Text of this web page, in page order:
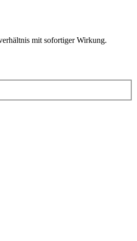
mit sofortiger Wirkung.